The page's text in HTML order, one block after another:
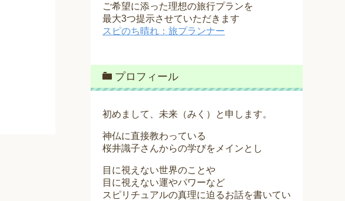
ご希望に添った理想の旅行プランを
最大3つ提示させていただきます
スピのち晴れ：旅プランナー
プロフィール
初めまして、未来（みく）と申します。
神仏に直接教わっている
桜井識子さんからの学びをメインとし
目に視えない世界のことや
目に視えない運やパワーなど
スピリチュアルの真理に迫るお話を書いてい